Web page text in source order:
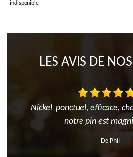
indisponible
LES AVIS DE
Nickel, ponctuel, efficace,
notre pin est
De Phil